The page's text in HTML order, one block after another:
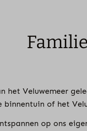
het Veluwemeer
binnentuin of het
op ons